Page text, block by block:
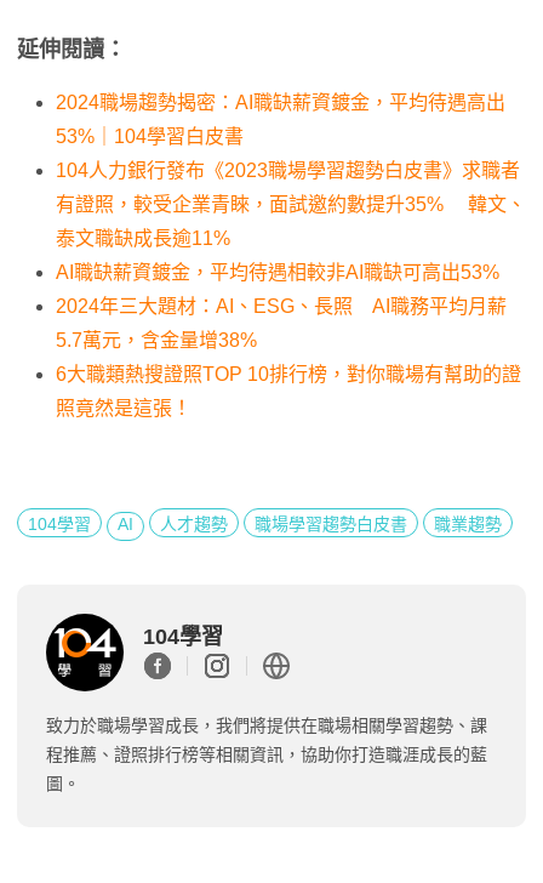
延伸閱讀：
2024職場趨勢揭密：AI職缺薪資鍍金，平均待遇高出
53%｜104學習白皮書
104人力銀行發布《2023職場學習趨勢白皮書》求職者
有證照，較受企業青睞，面試邀約數提升35% 韓文、
泰文職缺成長逾11%
AI職缺薪資鍍金，平均待遇相較非AI職缺可高出53%
2024年三大題材：AI、ESG、長照 AI職務平均月薪
5.7萬元，含金量增38%
6大職類熱搜證照TOP 10排行榜，對你職場有幫助的證
照竟然是這張！
104學習 AI 人才趨勢 職場學習趨勢白皮書 職業趨勢
104學習
致力於職場學習成長，我們將提供在職場相關學習趨勢、課
程推薦、證照排行榜等相關資訊，協助你打造職涯成長的藍
圖。